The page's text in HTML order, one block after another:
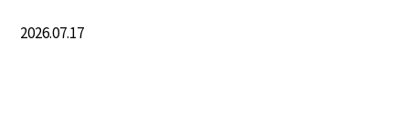
2026.07.17